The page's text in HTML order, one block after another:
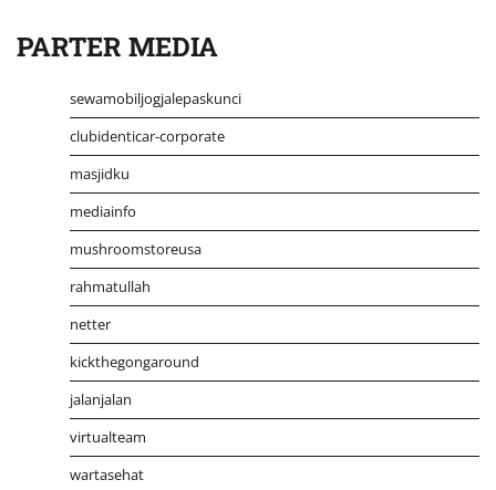
PARTER MEDIA
sewamobiljogjalepaskunci
clubidenticar-corporate
masjidku
mediainfo
mushroomstoreusa
rahmatullah
netter
kickthegongaround
jalanjalan
virtualteam
wartasehat